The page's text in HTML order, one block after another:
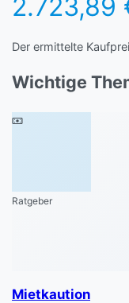
2.723,89
Der ermittelte
Wichtige
Ratgeber
Mietkaution